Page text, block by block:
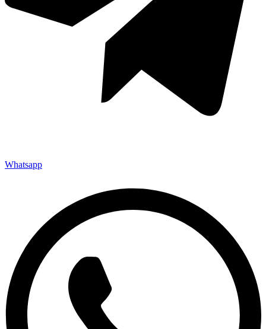
Whatsapp